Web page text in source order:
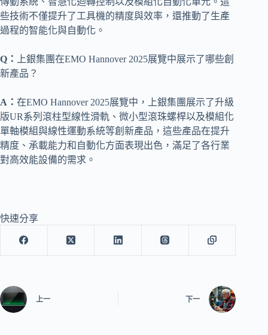
些技術不僅提升了工具機的精度與效率，還推動了生產
過程的智能化與自動化。
Q：
上銀集團在EMO Hannover 2025展覽中展示了哪些創
新產品？
A： 在EMO Hannover 2025展覽中，上銀集團展示了升級
版UR系列滾柱型線性滑軌、微小型滾珠螺桿以及模組化
單軸模組與線性運動系統等創新產品，這些產品在提升
精度、承載能力和自動化方面表現出色，滿足了各行業
對高效能設備的需求。
快速分享
上一 下一